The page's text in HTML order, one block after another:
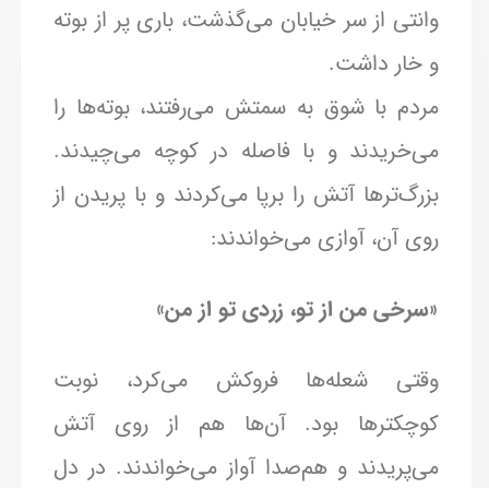
وانتی از سر خیابان می‌گذشت، باری پر از بوته
و خار داشت.
مردم با شوق به سمتش می‌رفتند، بوته‌ها را
می‌خریدند و با فاصله در کوچه می‌چیدند.
بزرگ‌ترها آتش را برپا می‌کردند و با پریدن از
روی آن، آوازی می‌خواندند:
«سرخی من از تو، زردی تو از من»
وقتی شعله‌ها فروکش می‌کرد، نوبت
کوچکترها بود. آن‌ها هم از روی آتش
می‌پریدند و هم‌صدا آواز می‌خواندند. در دل